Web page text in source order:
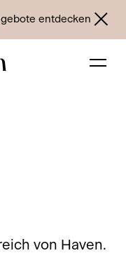
entdecken
von Haven.